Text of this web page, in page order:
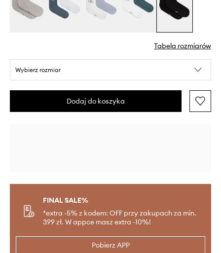
Tabela rozmiarów
Wybierz rozmiar
Dodaj do koszyka
FINAL SALE%
*extra -5% z kodem: OFF przy zakupach za min.
399 zł. W appce masz extra -10%!
Pobierz APP